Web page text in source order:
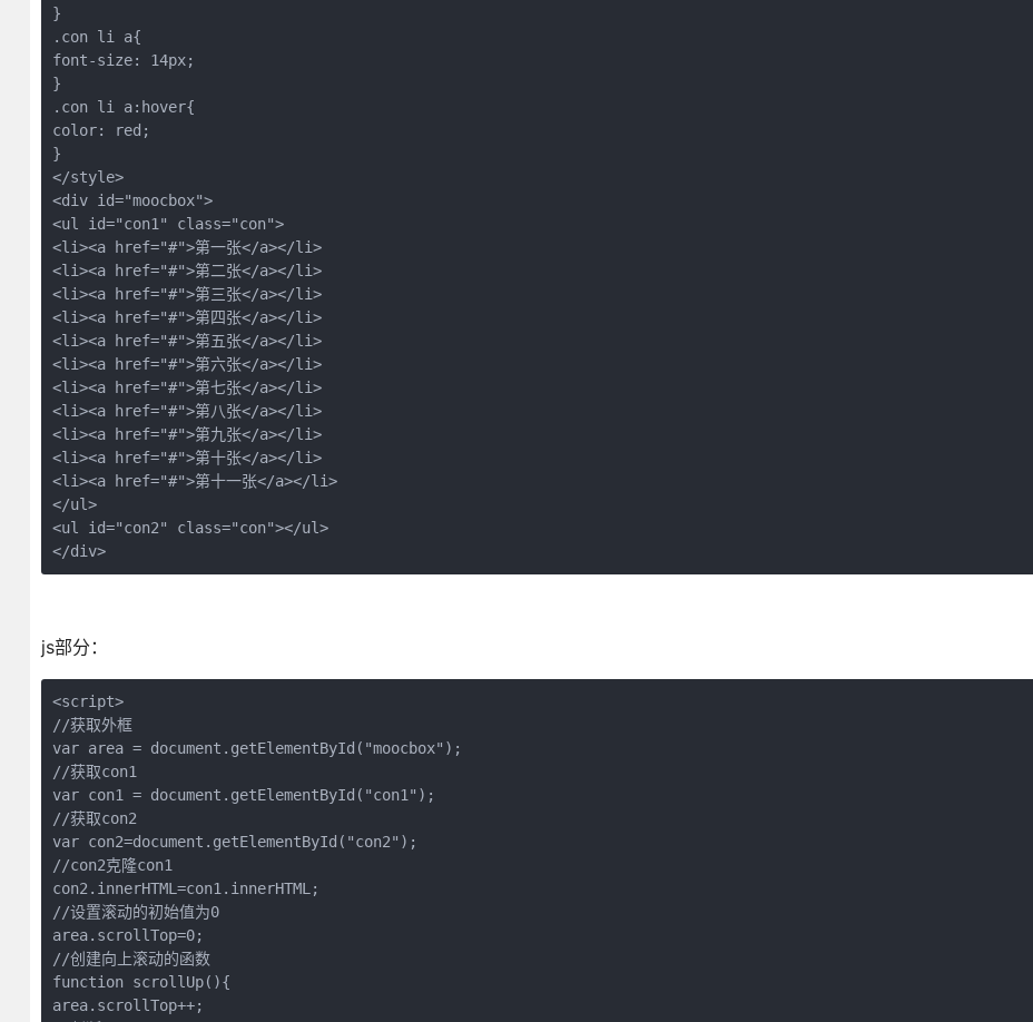
}
.con li a{
font-size: 14px;
}
.con li a:hover{
color: red;
}
</style>
<div id="moocbox">
<ul id="con1" class="con">
<li><a href="#">第一张</a></li>
<li><a href="#">第二张</a></li>
<li><a href="#">第三张</a></li>
<li><a href="#">第四张</a></li>
<li><a href="#">第五张</a></li>
<li><a href="#">第六张</a></li>
<li><a href="#">第七张</a></li>
<li><a href="#">第八张</a></li>
<li><a href="#">第九张</a></li>
<li><a href="#">第十张</a></li>
<li><a href="#">第十一张</a></li>
</ul>
<ul id="con2" class="con"></ul>
</div>
js部分：
<script>
//获取外框
var area = document.getElementById("moocbox");
//获取con1
var con1 = document.getElementById("con1");
//获取con2
var con2=document.getElementById("con2");
//con2克隆con1
con2.innerHTML=con1.innerHTML;
//设置滚动的初始值为0
area.scrollTop=0;
//创建向上滚动的函数
function scrollUp(){
area.scrollTop++;